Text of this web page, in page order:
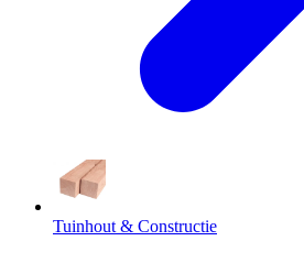
Tuinhout & Constructie